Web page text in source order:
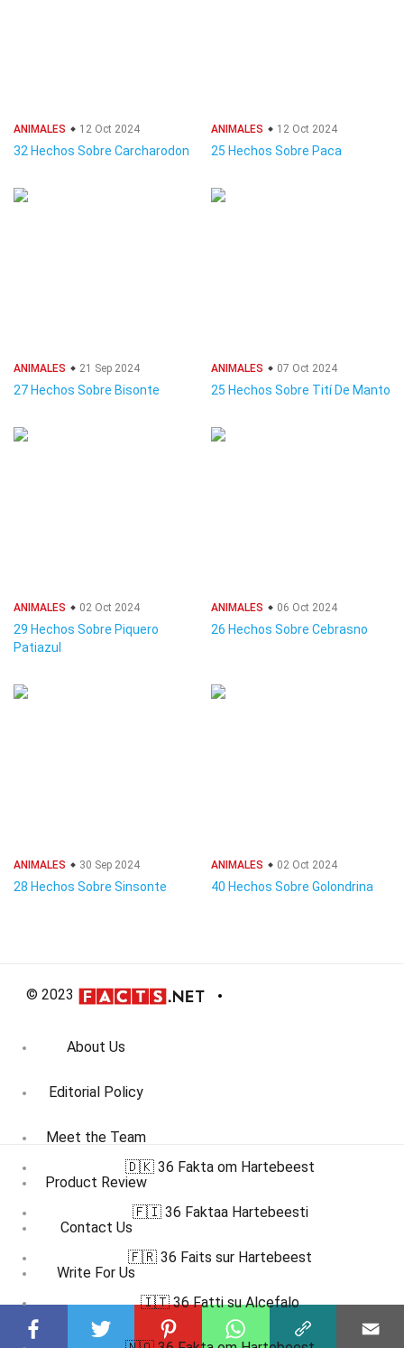
ANIMALES 12 Oct 2024
32 Hechos Sobre Carcharodon
ANIMALES 12 Oct 2024
25 Hechos Sobre Paca
ANIMALES 21 Sep 2024
27 Hechos Sobre Bisonte
ANIMALES 07 Oct 2024
25 Hechos Sobre Tití De Manto
ANIMALES 02 Oct 2024
29 Hechos Sobre Piquero
Patiazul
ANIMALES 06 Oct 2024
26 Hechos Sobre Cebrasno
ANIMALES 30 Sep 2024
28 Hechos Sobre Sinsonte
ANIMALES 02 Oct 2024
40 Hechos Sobre Golondrina
© 2023
About Us
Editorial Policy
Meet the Team
Product Review
Contact Us
Write For Us
Affiliate Disclosure
🇩🇰 36 Fakta om Hartebeest
🇫🇮 36 Faktaa Hartebeesti
🇫🇷 36 Faits sur Hartebeest
🇮🇹 36 Fatti su Alcefalo